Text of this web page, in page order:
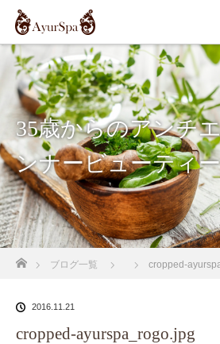
35歳からのアンチ
ンナービューティー
ブログ一覧 cropped-
2016.11.21
cropped-ayurspa_rogo.jpg